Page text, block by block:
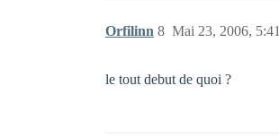
Orfilinn Mai 23, 2006, 5:41
8
le tout debut de quoi ?